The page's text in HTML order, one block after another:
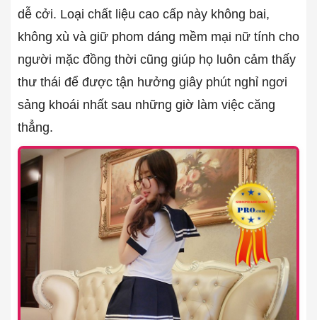
dễ cởi. Loại chất liệu cao cấp này không bai,
không xù và giữ phom dáng mềm mại nữ tính cho
người mặc đồng thời cũng giúp họ luôn cảm thấy
thư thái để được tận hưởng giây phút nghỉ ngơi
sảng khoái nhất sau những giờ làm việc căng
thẳng.